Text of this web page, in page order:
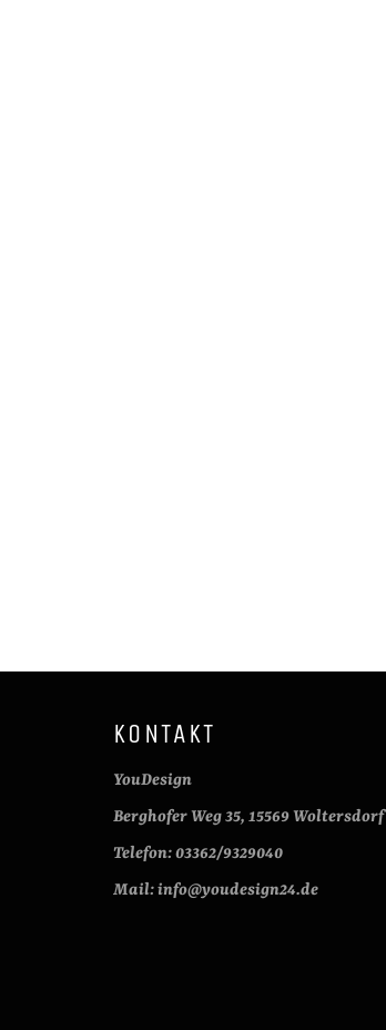
KONTAKT
YouDesign
Berghofer Weg 35, 15569 Woltersdorf
Telefon: 03362/9329040
Mail: info@youdesign24.de